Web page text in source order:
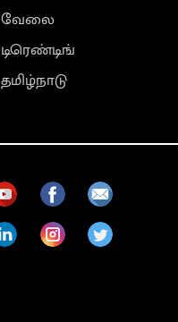
வேலை
டிரெண்டிங்
தமிழ்நாடு